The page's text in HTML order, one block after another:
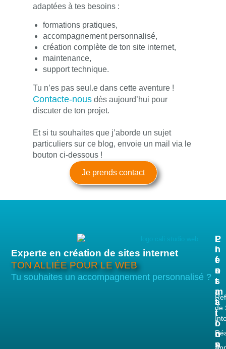
adaptées à tes besoins :
formations pratiques,
accompagnement personnalisé,
création complète de ton site internet,
maintenance,
support technique.
Tu n’es pas seul.e dans cette aventure !
Contacte-nousdès aujourd’hui pour
discuter de ton projet.
Et si tu souhaites que j’aborde un sujet
particuliers sur ce blog, envoie un mail via le
bouton ci-dessous !
Je prends contact
Experte en création de sites internet
TON ALLIÉE POUR LE WEB
Tu souhaites un accompagnement personnalisé ?
P
r
e
s
t
a
t
i
o
n
s
L
i
e
n
s
de
I
n
f
o
r
m
a
t
i
o
n